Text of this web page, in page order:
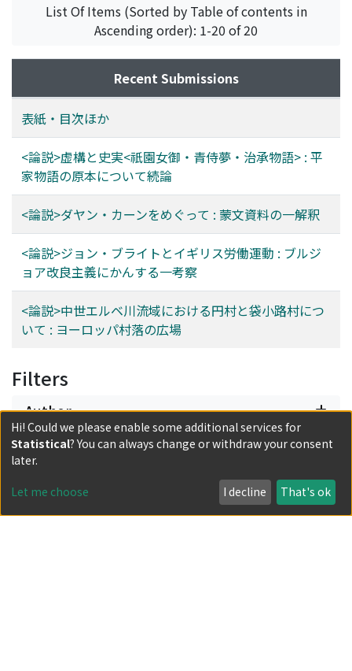
List Of Items (Sorted by Table of contents in
Ascending order): 1-20 of 20
Recent Submissions
表紙・目次ほか
<論説>虚構と史実<祇園女御・青侍夢・治承物語> : 平
家物語の原本について続論
<論説>ダヤン・カーンをめぐって : 蒙文資料の一解釈
<論説>ジョン・ブライトとイギリス労働運動 : ブルジ
ョア改良主義にかんする一考察
<論説>中世エルベ川流域における円村と袋小路村につ
いて : ヨーロッパ村落の広場
Filters
Author
Date issued
Classification
Hi! Could we please enable some additional services for
Statistical? You can always change or withdraw your consent
later.
Let me choose I decline That's ok